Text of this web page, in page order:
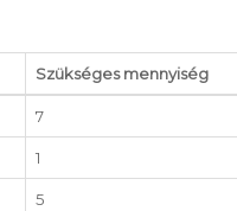
Szükséges mennyiség
7
1
5